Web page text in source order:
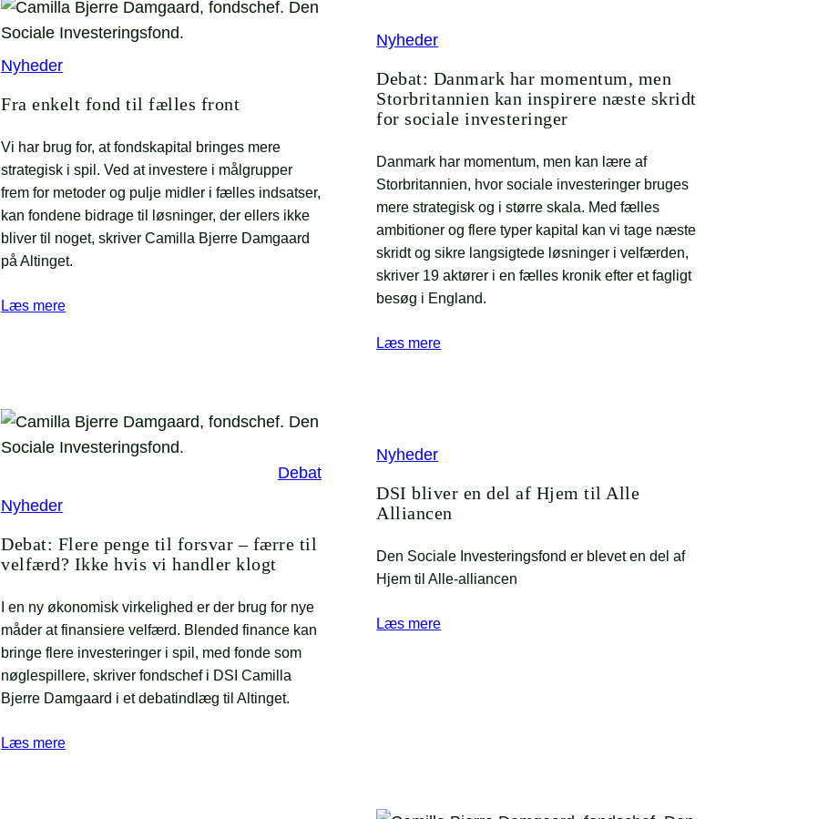
Nyheder
Fra enkelt fond til fælles front
Vi har brug for, at fondskapital bringes mere
strategisk i spil. Ved at investere i målgrupper
frem for metoder og pulje midler i fælles indsatser,
kan fondene bidrage til løsninger, der ellers ikke
bliver til noget, skriver Camilla Bjerre Damgaard
på Altinget.
Læs mere
Nyheder
Debat: Danmark har momentum, men
Storbritannien kan inspirere næste skridt
for sociale investeringer
Danmark har momentum, men kan lære af
Storbritannien, hvor sociale investeringer bruges
mere strategisk og i større skala. Med fælles
ambitioner og flere typer kapital kan vi tage næste
skridt og sikre langsigtede løsninger i velfærden,
skriver 19 aktører i en fælles kronik efter et fagligt
besøg i England.
Læs mere
Debat
Nyheder
Debat: Flere penge til forsvar – færre til
velfærd? Ikke hvis vi handler klogt
I en ny økonomisk virkelighed er der brug for nye
måder at finansiere velfærd. Blended finance kan
bringe flere investeringer i spil, med fonde som
nøglespillere, skriver fondschef i DSI Camilla
Bjerre Damgaard i et debatindlæg til Altinget.
Læs mere
Nyheder
DSI bliver en del af Hjem til Alle
Alliancen
Den Sociale Investeringsfond er blevet en del af
Hjem til Alle-alliancen
Læs mere